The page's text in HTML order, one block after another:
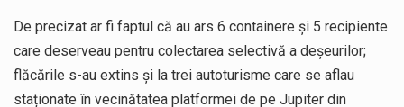
De precizat ar fi faptul că au ars 6 containere și 5 recipiente
care deserveau pentru colectarea selectivă a deșeurilor;
flăcările s-au extins și la trei autoturisme care se aflau
staționate în vecinătatea platformei de pe Jupiter din